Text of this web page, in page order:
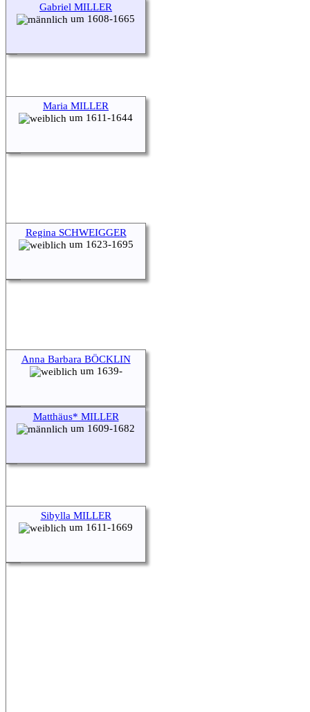
Gabriel MILLER
um 1608-1665
Maria MILLER
um 1611-1644
Regina SCHWEIGGER
um 1623-1695
Anna Barbara BÖCKLIN
um 1639-
Matthäus* MILLER
um 1609-1682
Sibylla MILLER
um 1611-1669